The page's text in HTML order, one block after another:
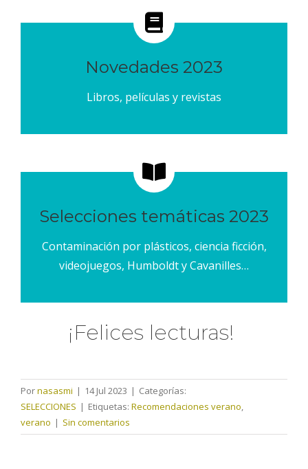
Novedades 2023
Libros, películas y revistas
Selecciones temáticas 2023
Contaminación por plásticos, ciencia ficción,
videojuegos, Humboldt y Cavanilles…
¡Felices lecturas!
Pornasasmi | 14 Jul 2023 | Categorías:
SELECCIONES | Etiquetas: Recomendaciones verano,
verano | Sin comentarios